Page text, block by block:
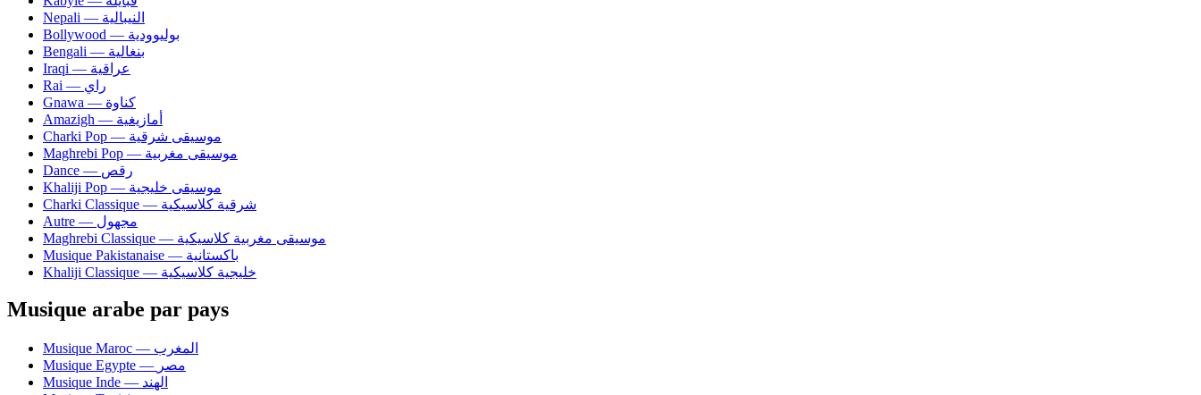
Nepali — النيبالية
Bollywood — بوليوودية
Bengali — بنغالية
Iraqi — عراقية
Rai — راي
Gnawa — كناوة
Amazigh — أمازيغية
Charki Pop — موسيقى شرقية
Maghrebi Pop — موسيقى مغربية
Dance — رقص
Khaliji Pop — موسيقى خليجية
Charki Classique — شرقية كلاسيكية
Autre — مجهول
Maghrebi Classique — موسيقى مغربية كلاسيكية
Musique Pakistanaise — باكستانية
Khaliji Classique — خليجية كلاسيكية
Musique arabe par pays
Musique Maroc — المغرب
Musique Egypte — مصر
Musique Inde — الهند